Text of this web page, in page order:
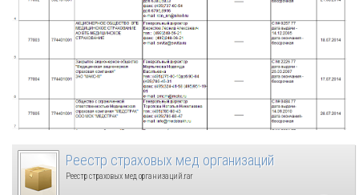
Реестр страховых мед организаций
Реестр страховых мед организаций.rar